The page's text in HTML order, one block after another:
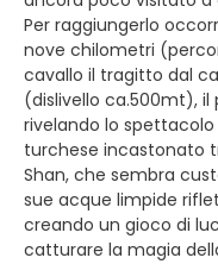
Per raggiungerlo
nove chilometri
cavallo il tragitto dal
(dislivello ca.500mt), il
rivelando lo spettacolo
turchese incastonato
Shan, che sembra
sue acque limpide
creando un gioco di
catturare la magia